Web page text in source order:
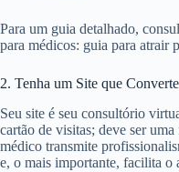
Para um guia detalhado,
para médicos: guia para atrair
2. Tenha um Site que
Seu site é seu consultório
cartão de visitas; deve ser
médico transmite
e, o mais importante, facilita o